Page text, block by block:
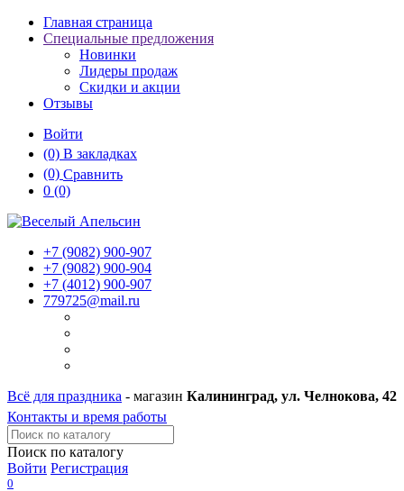
Главная страница
Специальные предложения
Новинки
Лидеры продаж
Скидки и акции
Отзывы
Войти
(0) В закладках
(0) Сравнить
0 (0)
+7 (9082) 900-907
+7 (9082) 900-904
+7 (4012) 900-907
779725@mail.ru
Всё для праздника - магазин Калининград, ул. Челнокова, 42
Контакты и время работы
Поиск по каталогу
Войти Регистрация
0